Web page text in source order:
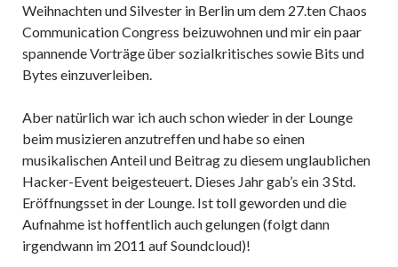
Weihnachten und Silvester in Berlin um dem 27.ten Chaos
Communication Congress beizuwohnen und mir ein paar
spannende Vorträge über sozialkritisches sowie Bits und
Bytes einzuverleiben.
Aber natürlich war ich auch schon wieder in der Lounge
beim musizieren anzutreffen und habe so einen
musikalischen Anteil und Beitrag zu diesem unglaublichen
Hacker-Event beigesteuert. Dieses Jahr gab’s ein 3 Std.
Eröffnungsset in der Lounge. Ist toll geworden und die
Aufnahme ist hoffentlich auch gelungen (folgt dann
irgendwann im 2011 auf Soundcloud)!